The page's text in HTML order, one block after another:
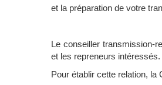
et la préparation de votre
Le conseiller transmission-
et les repreneurs intéressés.
Pour établir cette relation,